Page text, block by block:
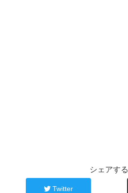
シェアする
Twitter